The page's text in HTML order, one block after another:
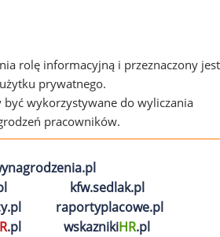
rolę informacyjną i przeznaczony jest
prywatnego.
wykorzystywane do wyliczania
pracowników.
kfw.sedlak.pl
raportyplacowe.pl
.pl wskaznikiHR.pl